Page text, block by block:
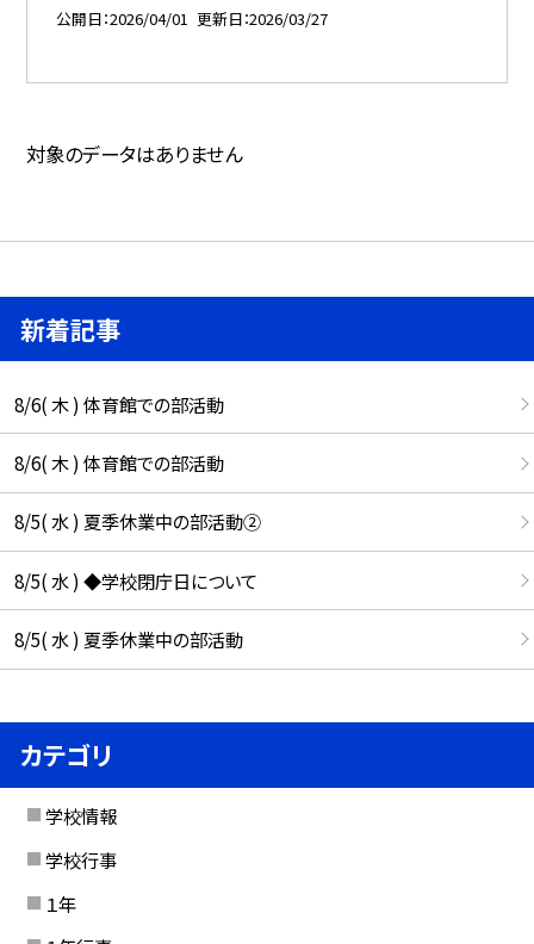
公開日 2026/04/01 更新日 2026/03/27
対象のデータはありません
新着記事
8/6( 木 ) 体育館での部活動
8/6( 木 ) 体育館での部活動
8/5( 水 ) 夏季休業中の部活動②
8/5( 水 ) ◆学校閉庁日について
8/5( 水 ) 夏季休業中の部活動
カテゴリ
学校情報
学校行事
１年